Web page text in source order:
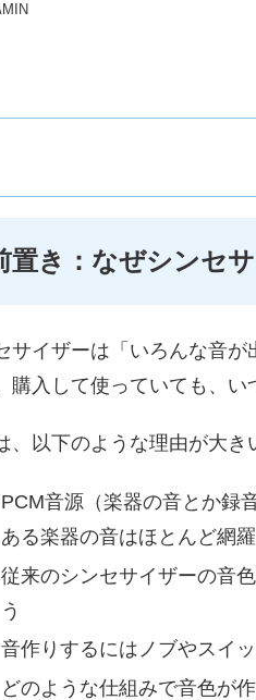
置き：なぜシンセ
サイザーは「いろんな音が
購入して使っていても、い
、以下のような理由が大き
PCM音源（楽器の音とか録
ある楽器の音はほとんど網
従来のシンセサイザーの音
う
音作りするにはノブやスイ
どのような仕組みで音色が